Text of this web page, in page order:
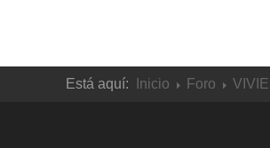
Está aquí: Inicio Foro